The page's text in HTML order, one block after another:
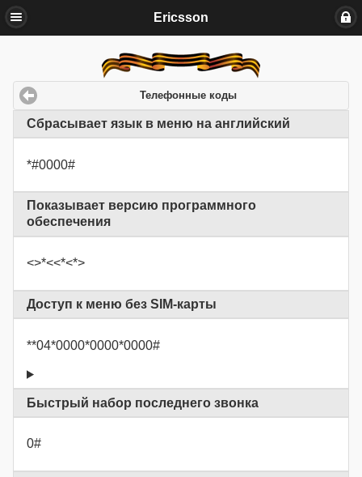
Ericsson
Телефонные коды
Сбрасывает язык в меню на английский
*#0000#
Показывает версию программного
обеспечения
<>*<<*<*>
Доступ к меню без SIM-карты
**04*0000*0000*0000#
Быстрый набор последнего звонка
0#